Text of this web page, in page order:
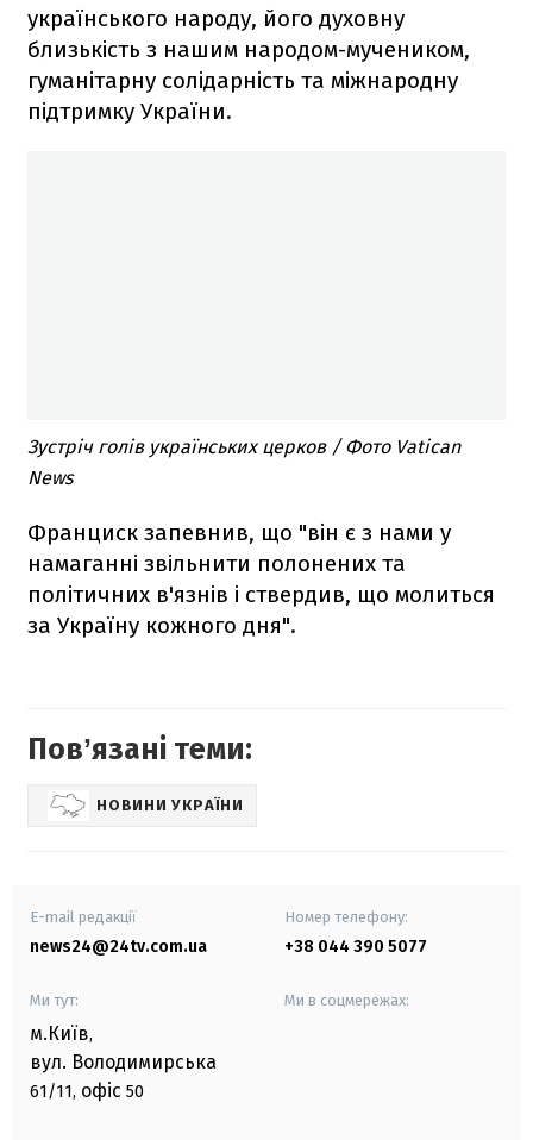
українського народу, його духовну
близькість з нашим народом-мучеником,
гуманітарну солідарність та міжнародну
підтримку України.
Зустріч голів українських церков / Фото Vatican
News
Франциск запевнив, що "він є з нами у
намаганні звільнити полонених та
політичних в'язнів і ствердив, що молиться
за Україну кожного дня".
Повʼязані теми:
НОВИНИ УКРАЇНИ
E-mail редакції
news24@24tv.com.ua
Номер телефону:
+38 044 390 5077
Ми тут:
м.Київ,
вул. Володимирська
61/11, офіс 50
Ми в соцмережах: